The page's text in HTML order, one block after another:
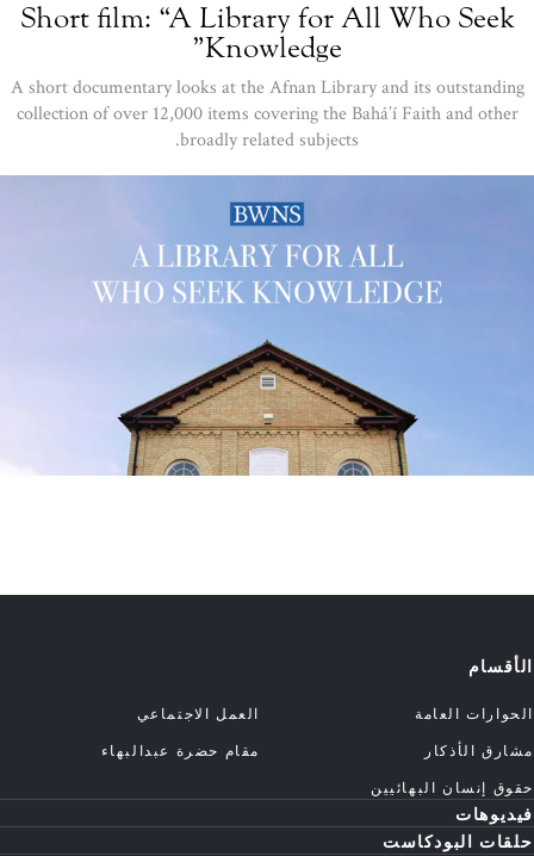
Short film: “A Library for All Who Seek
Knowledge”
A short documentary looks at the Afnan Library and its outstanding
collection of over 12,000 items covering the Bahá’í Faith and other
broadly related subjects.
الأقسام
الحوارات العامة
العمل الاجتماعي
مشارق الأذكار
مقام حضرة عبدالبهاء
حقوق إنسان البهائيين
فيديوهات
حلقات البودكاست